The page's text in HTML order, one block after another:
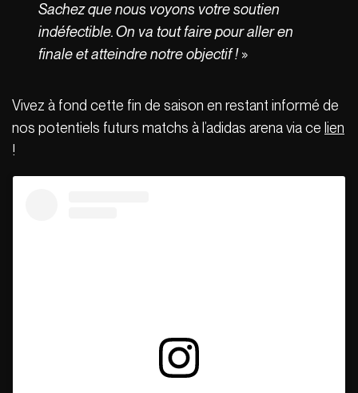
Sachez que nous voyons votre soutien
indéfectible. On va tout faire pour aller en
finale et atteindre notre objectif !»
Vivez à fond cette fin de saison en restant informé de
nos potentiels futurs matchs à l’adidas arena via ce lien
!